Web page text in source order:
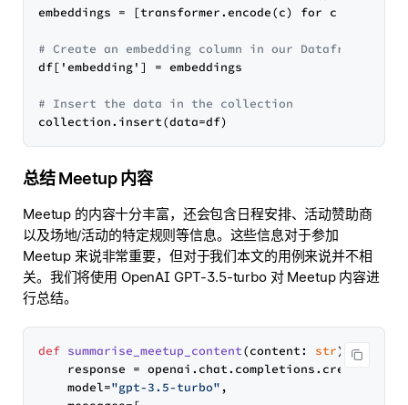
embeddings = [transformer.encode(c) for c in
# Create an embedding column in our Dataframe
df['embedding'] = embeddings
# Insert the data in the collection
总结 Meetup 内容
Meetup 的内容十分丰富，还会包含日程安排、活动赞助商
以及场地/活动的特定规则等信息。这些信息对于参加
Meetup 来说非常重要，但对于我们本文的用例来说并不相
关。我们将使用 OpenAI GPT-3.5-turbo 对 Meetup 内容进
行总结。
def summarise_meetup_content(content: str) ->
    response = openai.chat.completions.create(
    model=
"gpt-3.5-turbo" ,